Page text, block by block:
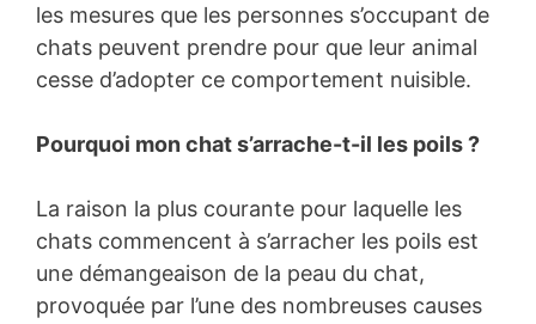
les mesures que les personnes s’occupant de
chats peuvent prendre pour que leur animal
cesse d’adopter ce comportement nuisible.
Pourquoi mon chat s’arrache-t-il les poils ?
La raison la plus courante pour laquelle les
chats commencent à s’arracher les poils est
une démangeaison de la peau du chat,
provoquée par l’une des nombreuses causes